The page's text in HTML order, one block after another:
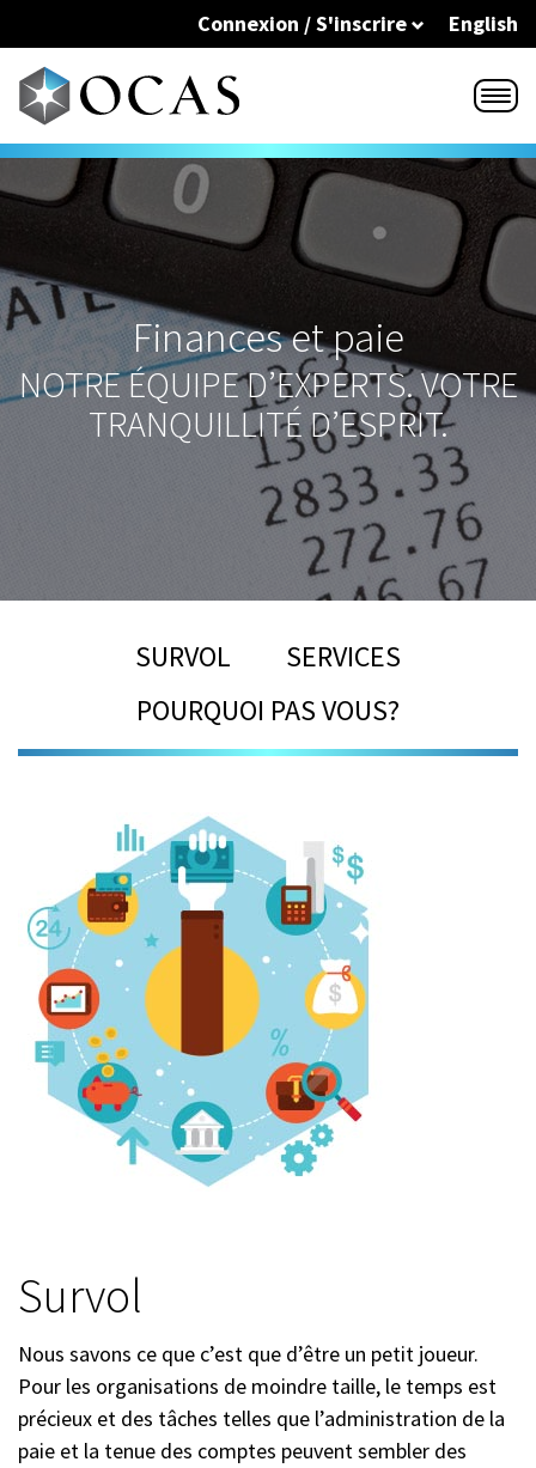
Skip to main content English
Connexion / S'inscrire
Finances et paie
NOTRE ÉQUIPE D’EXPERTS. VOTRE
TRANQUILLITÉ D’ESPRIT.
SURVOL
SERVICES
POURQUOI PAS VOUS?
Survol
Nous savons ce que c’est que d’être un petit joueur.
Pour les organisations de moindre taille, le temps est
précieux et des tâches telles que l’administration de la
paie et la tenue des comptes peuvent sembler des